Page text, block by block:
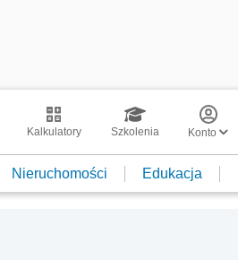
Kalkulatory Szkolenia Konto
Nieruchomości Edukacja